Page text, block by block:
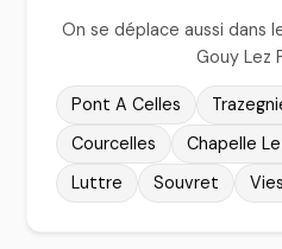
On se déplace aussi dans
Gouy Lez
Pont A Celles
Courcelles
Chapelle
Luttre
Souvret